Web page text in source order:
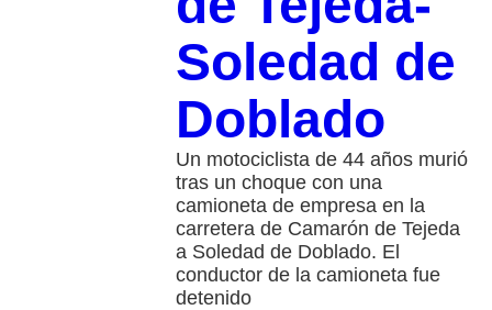
Soledad de
Doblado
Un motociclista de 44 años murió
tras un choque con una
camioneta de empresa en la
carretera de Camarón de Tejeda
a Soledad de Doblado. El
conductor de la camioneta fue
detenido